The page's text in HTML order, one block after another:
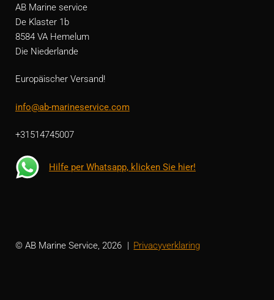
AB Marine service
De Klaster 1b
8584 VA Hemelum
Die Niederlande
Europäischer Versand!
info@ab-marineservice.com
+31514745007
Hilfe per Whatsapp, klicken Sie hier!
© AB Marine Service, 2026 Privacyverklaring